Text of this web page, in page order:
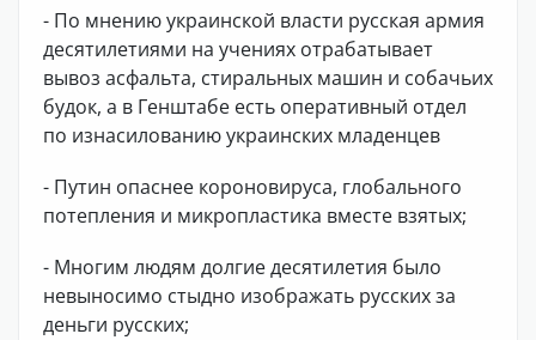
- По мнению украинской власти русская армия
десятилетиями на учениях отрабатывает
вывоз асфальта, стиральных машин и собачьих
будок, а в Генштабе есть оперативный отдел
по изнасилованию украинских младенцев
- Путин опаснее короновируса, глобального
потепления и микропластика вместе взятых;
- Многим людям долгие десятилетия было
невыносимо стыдно изображать русских за
деньги русских;